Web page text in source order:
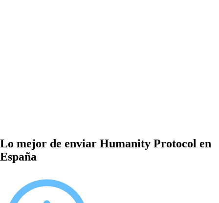
Lo mejor de enviar Humanity Protocol en
España